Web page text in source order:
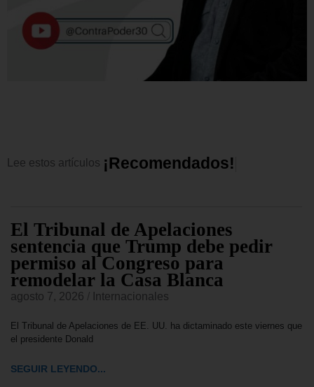
Lee estos artículos ¡Recomend ad os!
El Tribunal de Apelaciones
sentencia que Trump debe pedir
permiso al Congreso para
remodelar la Casa Blanca
agosto 7, 2026 Internacionales
El Tribunal de Apelaciones de EE. UU. ha dictaminado este viernes que
el presidente Donald
SEGUIR LEYENDO...